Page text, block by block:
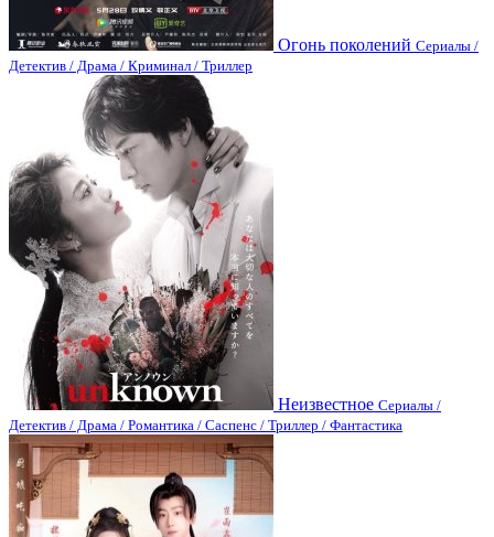
Огонь поколений Сериалы /
Детектив / Драма / Криминал / Триллер
Неизвестное Сериалы /
Детектив / Драма / Романтика / Саспенс / Триллер / Фантастика